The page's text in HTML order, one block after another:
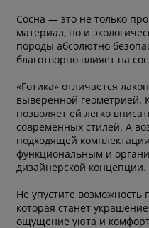
Сосна — это не только
материал, но и
породы абсолютно
благотворно влияет на
«Готика» отличается
выверенной геометрией.
позволяет ей легко
современных стилей. А
подходящей
функциональным и
дизайнерской концепции.
Не упустите возможность
которая станет
ощущение уюта и